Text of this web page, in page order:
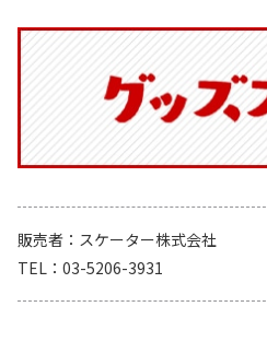
販売者
スケーター株式会社
TEL
03-5206-3931